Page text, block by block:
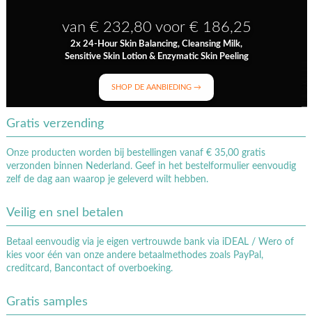
van € 232,80 voor € 186,25
2x 24-Hour Skin Balancing, Cleansing Milk,
Sensitive Skin Lotion & Enzymatic Skin Peeling
SHOP DE AANBIEDING →
Gratis verzending
Onze producten worden bij bestellingen vanaf € 35,00 gratis
verzonden binnen Nederland. Geef in het bestelformulier eenvoudig
zelf de dag aan waarop je geleverd wilt hebben.
Veilig en snel betalen
Betaal eenvoudig via je eigen vertrouwde bank via iDEAL / Wero of
kies voor één van onze andere betaalmethodes zoals PayPal,
creditcard, Bancontact of overboeking.
Gratis samples